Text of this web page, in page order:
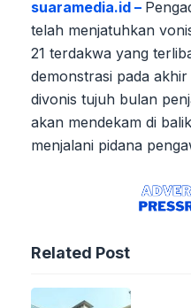
suaramedia.id –
telah menjatuhkan
21 terdakwa yang
demonstrasi pada
divonis tujuh bulan
akan mendekam di
menjalani pidana
Related Post